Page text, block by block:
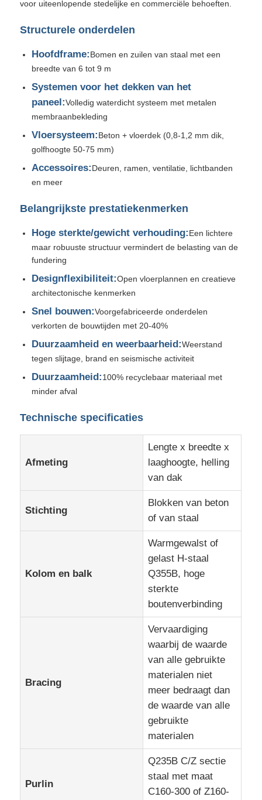
Geprefabriceerde stalen structuur
Stalen structuurmagazijn
Stalen structuurworkshop
Stalen structuurgebouw
Stalen structuurconstructie
Stalen frame gebouw
De vervaardiging van de staalstructuur
Stalen Bouwmateriaal
pluimveehuis
koeienstal
Staalgarage
voor uiteenlopende stedelijke en commerciële behoeften.
Structurele onderdelen
Hoofdframe:Bomen en zuilen van staal met een
breedte van 6 tot 9 m
Systemen voor het dekken van het
paneel:Volledig waterdicht systeem met metalen
membraanbekleding
Vloersysteem:Beton + vloerdek (0,8-1,2 mm dik,
golfhoogte 50-75 mm)
Accessoires:Deuren, ramen, ventilatie, lichtbanden
en meer
Belangrijkste prestatiekenmerken
Hoge sterkte/gewicht verhouding:Een lichtere
maar robuuste structuur vermindert de belasting van de
fundering
Designflexibiliteit:Open vloerplannen en creatieve
architectonische kenmerken
Snel bouwen:Voorgefabriceerde onderdelen
verkorten de bouwtijden met 20-40%
Duurzaamheid en weerbaarheid:Weerstand
tegen slijtage, brand en seismische activiteit
Duurzaamheid:100% recyclebaar materiaal met
minder afval
Technische specificaties
Afmeting
Lengte x breedte x
laaghoogte, helling
van dak
Stichting
Blokken van beton
of van staal
Kolom en balk
Warmgewalst of
gelast H-staal
Q355B, hoge
sterkte
boutenverbinding
Bracing
Vervaardiging
waarbij de waarde
van alle gebruikte
materialen niet
meer bedraagt dan
de waarde van alle
gebruikte
materialen
Purlin
Q235B C/Z sectie
staal met maat
C160-300 of Z160-